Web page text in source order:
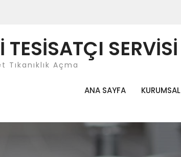
SERVİSİ
Açma
ANA SAYFA KURUMSAL